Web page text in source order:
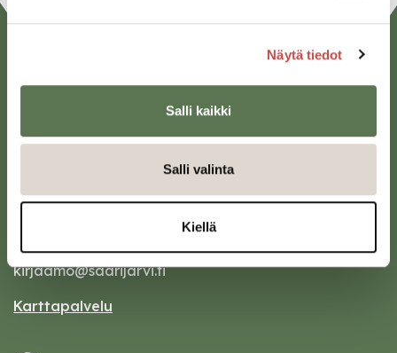
Näytä tiedot
Salli kaikki
Salli valinta
Kiellä
Saarijärven kaupunki
kirjaamo@saarijarvi.fi
Karttapalvelu